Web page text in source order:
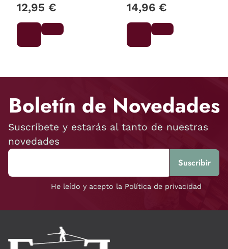
12,95 € 14,96 €
Boletín de Novedades
Suscríbete y estarás al tanto de nuestras
novedades
He leído y acepto la Política de privacidad